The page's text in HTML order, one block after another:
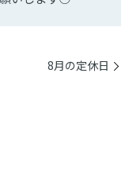
8月の定休日